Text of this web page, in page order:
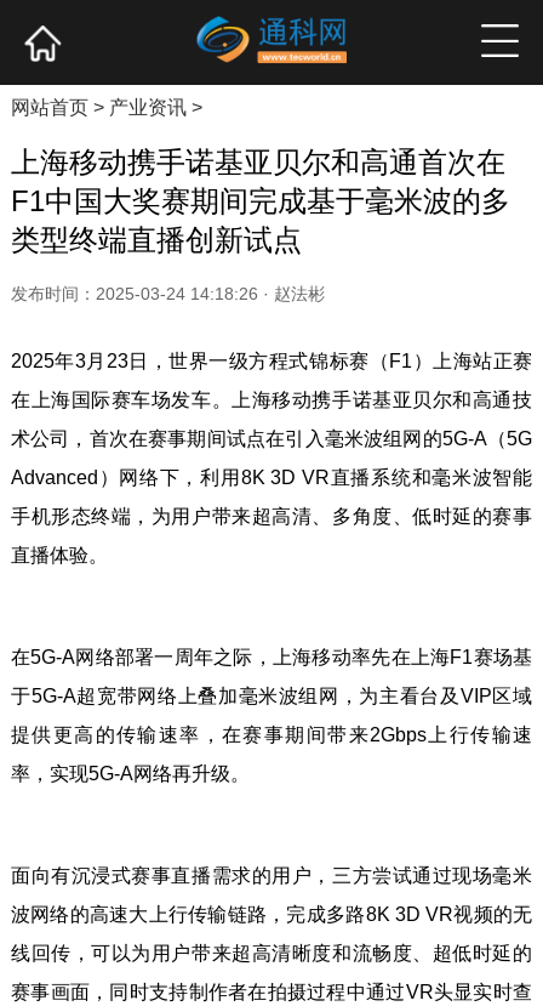
产业资讯 企业新品 高端访谈
网站首页> 产业资讯>
上海移动携手诺基亚贝尔和高通首次在
F1中国大奖赛期间完成基于毫米波的多
类型终端直播创新试点
发布时间：2025-03-24 14:18:26 · 赵法彬
2025年3月23日，世界一级方程式锦标赛（F1）上海站正赛
在上海国际赛车场发车。上海移动携手诺基亚贝尔和高通技
术公司，首次在赛事期间试点在引入毫米波组网的5G-A（5G
Advanced）网络下，利用8K 3D VR直播系统和毫米波智能
手机形态终端，为用户带来超高清、多角度、低时延的赛事
直播体验。
在5G-A网络部署一周年之际，上海移动率先在上海F1赛场基
于5G-A超宽带网络上叠加毫米波组网，为主看台及VIP区域
提供更高的传输速率，在赛事期间带来2Gbps上行传输速
率，实现5G-A网络再升级。
面向有沉浸式赛事直播需求的用户，三方尝试通过现场毫米
波网络的高速大上行传输链路，完成多路8K 3D VR视频的无
线回传，可以为用户带来超高清晰度和流畅度、超低时延的
赛事画面，同时支持制作者在拍摄过程中通过VR头显实时查